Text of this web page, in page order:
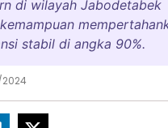
di wilayah Jabodetabek
stabil di angka 90%.